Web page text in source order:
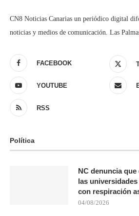
CN8 Noticias Canarias un periódico digital
noticias y medios de comunicación. Las
FACEBOOK
YOUTUBE
RSS
Política
NC denuncia
las
con respiración
04/08/2026